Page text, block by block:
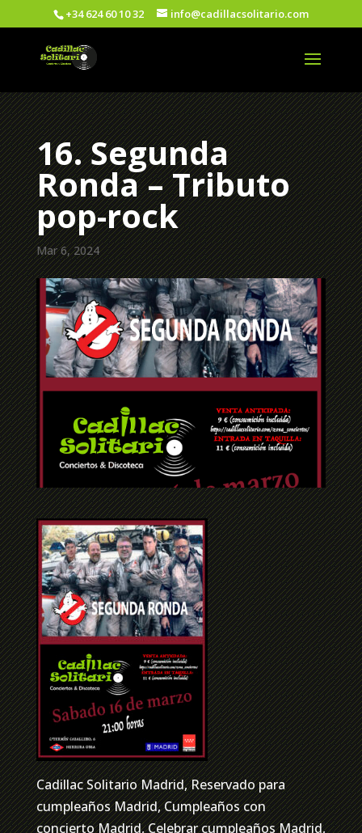
+34 624 60 10 32 info@cadillacsolitario.com
16. Segunda
Ronda – Tributo
pop-rock
Mar 6, 2024
Cadillac Solitario Madrid, Reservado para
cumpleaños Madrid, Cumpleaños con
concierto Madrid, Celebrar cumpleaños Madrid,